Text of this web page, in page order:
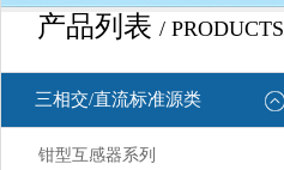
产品列表 / PRODUCTS
三相交/直流标准源类
钳型互感器系列